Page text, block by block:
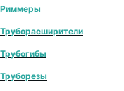
Риммеры
Труборасширители
Трубогибы
Труборезы